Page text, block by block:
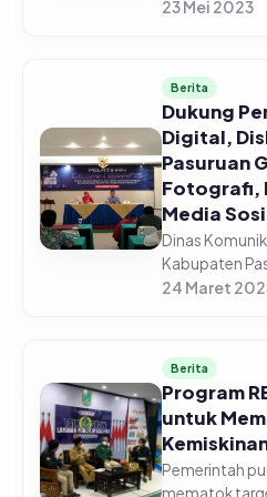
menghadiri
secara vir...
23 Mei 2023
Berita
Dukung
Digital,
Pasuruan
Fotografi,
Media
Dinas
Kabupaten
Informasi dan
24 Maret
Berita
Program
untuk
Pemerintah
mematok